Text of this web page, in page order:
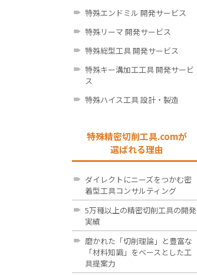
特殊エンドミル 開発サービス
特殊リーマ 開発サービス
特殊総型工具 開発サービス
特殊キー溝加工工具 開発サービ
ス
特殊ハイス工具 設計・製造
特殊精密切削工具.comが
選ばれる理由
ダイレクトにニーズをつかむ密
着型工具コンサルティング
5万種以上の精密切削工具の開発
実績
磨かれた「切削理論」と豊富な
「材料知識」をベースとした工
具提案力